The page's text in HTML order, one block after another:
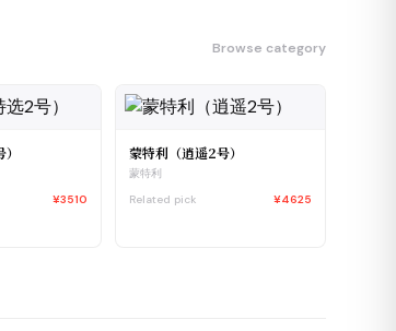
Browse category
¥3510
蒙特利（逍遥2号）
蒙特利
Related pick
¥4625